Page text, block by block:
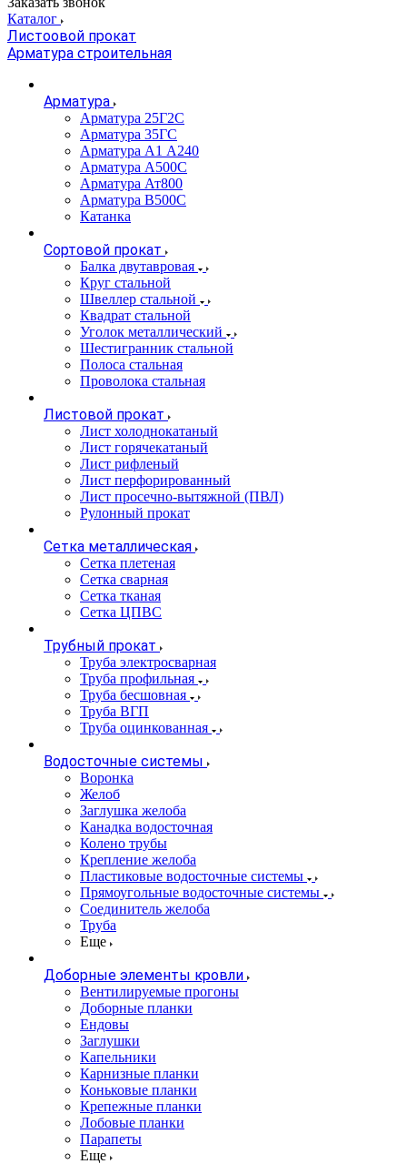
Каталог
Листоовой прокат
Арматура строительная
Арматура
Арматура 25Г2С
Арматура 35ГС
Арматура А1 А240
Арматура А500С
Арматура Ат800
Арматура В500С
Катанка
Сортовой прокат
Балка двутавровая
Круг стальной
Швеллер стальной
Квадрат стальной
Уголок металлический
Шестигранник стальной
Полоса стальная
Проволока стальная
Листовой прокат
Лист холоднокатаный
Лист горячекатаный
Лист рифленый
Лист перфорированный
Лист просечно-вытяжной (ПВЛ)
Рулонный прокат
Сетка металлическая
Сетка плетеная
Сетка сварная
Сетка тканая
Сетка ЦПВС
Трубный прокат
Труба электросварная
Труба профильная
Труба бесшовная
Труба ВГП
Труба оцинкованная
Водосточные системы
Воронка
Желоб
Заглушка желоба
Канадка водосточная
Колено трубы
Крепление желоба
Пластиковые водосточные системы
Прямоугольные водосточные системы
Соединитель желоба
Труба
Еще
Доборные элементы кровли
Вентилируемые прогоны
Доборные планки
Ендовы
Заглушки
Капельники
Карнизные планки
Коньковые планки
Крепежные планки
Лобовые планки
Парапеты
Еще